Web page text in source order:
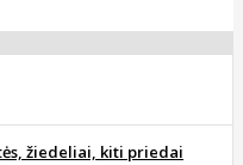
žiedeliai, kiti priedai